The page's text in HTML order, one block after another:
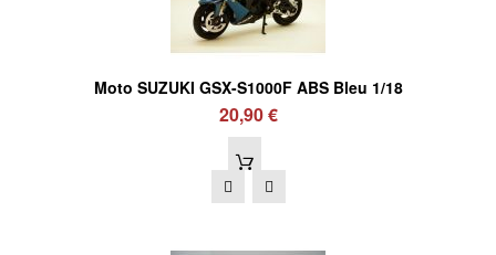
Moto SUZUKI GSX-S1000F ABS Bleu 1/18
20,90 €